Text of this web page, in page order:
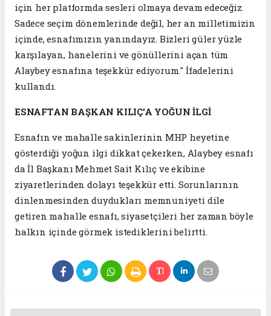
için her platformda sesleri olmaya devam edeceğiz.
Sadece seçim dönemlerinde değil, her an milletimizin
içinde, esnafımızın yanındayız. Bizleri güler yüzle
karşılayan, hanelerini ve gönüllerini açan tüm
Alaybey esnafına teşekkür ediyorum." İfadelerini
kullandı.
ESNAFTAN BAŞKAN KILIÇ’A YOĞUN İLGİ
Esnafın ve mahalle sakinlerinin MHP heyetine
gösterdiği yoğun ilgi dikkat çekerken, Alaybey esnafı
da İl Başkanı Mehmet Sait Kılıç ve ekibine
ziyaretlerinden dolayı teşekkür etti. Sorunlarının
dinlenmesinden duydukları memnuniyeti dile
getiren mahalle esnafı, siyasetçileri her zaman böyle
halkın içinde görmek istediklerini belirtti.